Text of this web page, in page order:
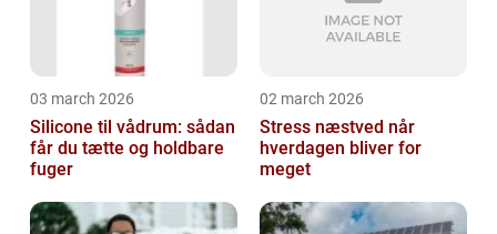
03 march 2026
Silicone til vådrum: sådan
får du tætte og holdbare
fuger
02 march 2026
Stress næstved når
hverdagen bliver for
meget